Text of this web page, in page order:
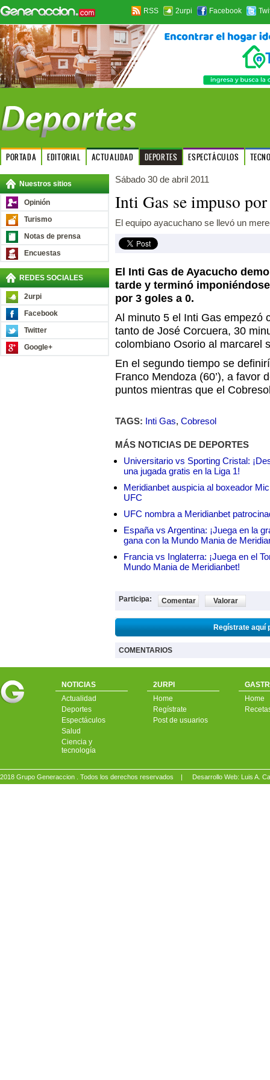
RSS 2urpi Facebook
PORTADA EDITORIAL ACTUALIDAD DEPORTES ESPECTÁCULOS
Nuestros sitios
Opinión
Turismo
Notas de prensa
Encuestas
REDES SOCIALES
2urpi
Facebook
Twitter
Google+
Sábado 30 de abril 2011
Inti Gas se impuso
El equipo ayacuchano se llevó un
El Inti Gas de Ayacucho
tarde y terminó
por 3 goles a 0.
Al minuto 5 el Inti Gas empezó
tanto de José Corcuera, 30
colombiano Osorio al marcarel
En el segundo tiempo se
Franco Mendoza (60’), a favor
puntos mientras que el
TAGS: Inti Gas, Cobresol
MÁS NOTICIAS DE DEPORTES
Universitario vs Sporting Cristal:
una jugada gratis en la Liga 1!
Meridianbet auspicia al boxeador
UFC
UFC nombra a Meridianbet
España vs Argentina: ¡Juega en la
gana con la Mundo Mania de
Francia vs Inglaterra: ¡Juega en el
Mundo Mania de Meridianbet!
Participa: Comentar Valorar
Regístrate aquí
COMENTARIOS
NOTICIAS
Actualidad
Deportes
Espectáculos
Salud
Ciencia y
tecnología
2URPI
Home
Regístrate
Post de usuarios
Home
2018 Grupo Generaccion . Todos los derechos reservados | Desarrollo Web: Luis